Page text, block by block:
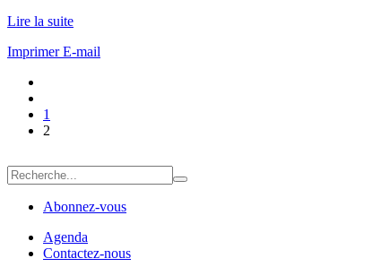
Lire la suite
ImprimerE-mail
1
2
Abonnez-vous
Agenda
Contactez-nous